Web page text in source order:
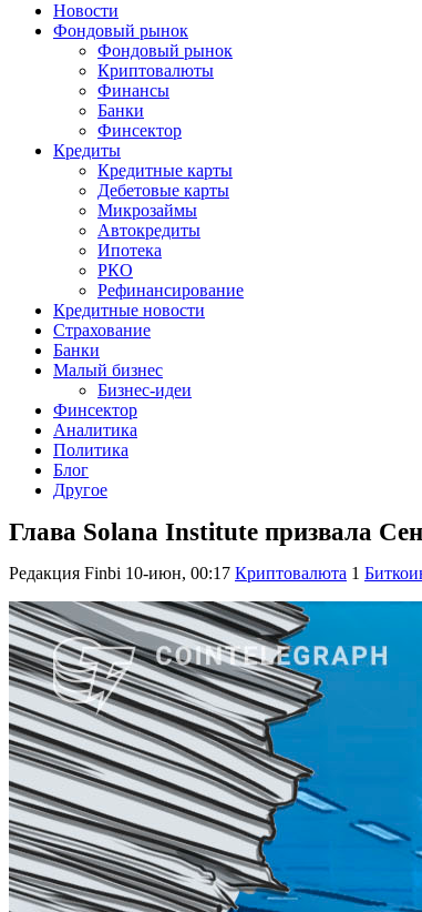
Новости
Фондовый рынок
Фондовый рынок
Криптовалюты
Финансы
Банки
Финсектор
Кредиты
Кредитные карты
Дебетовые карты
Микрозаймы
Автокредиты
Ипотека
РКО
Рефинансирование
Кредитные новости
Страхование
Банки
Малый бизнес
Бизнес-идеи
Финсектор
Аналитика
Политика
Блог
Другое
Глава Solana Institute призвала
Редакция Finbi 10-июн, 00:17 Криптовалюта 1